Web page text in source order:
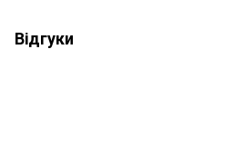
Відгуки